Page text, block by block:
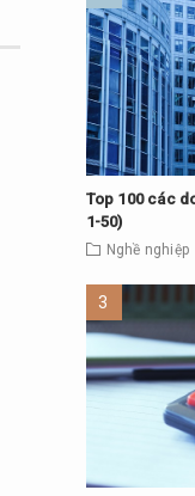
Top 100 các
1-50)
Nghề nghiệp